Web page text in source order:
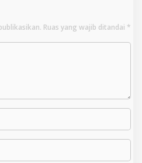
Ruas yang wajib ditandai *